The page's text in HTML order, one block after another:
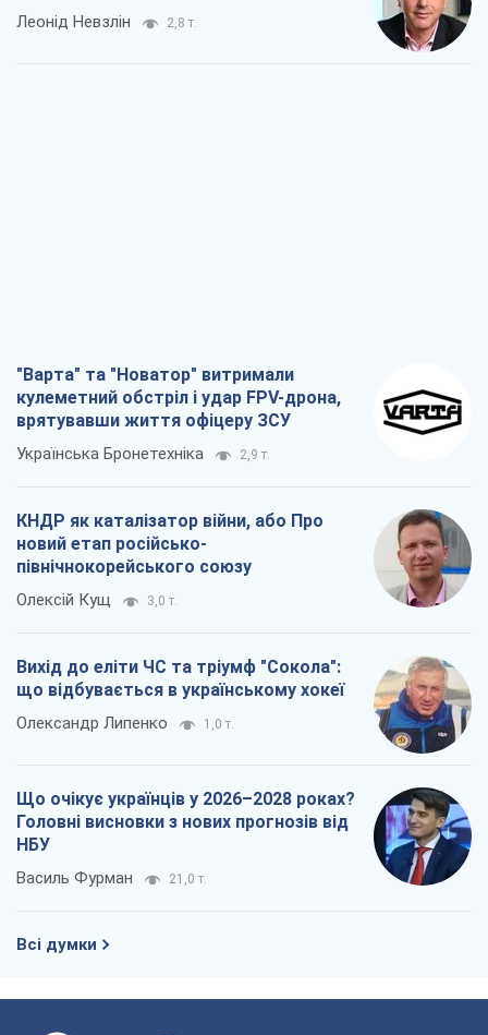
Леонід Невзлін 2,8 т.
"Варта" та "Новатор" витримали
кулеметний обстріл і удар FPV-дрона,
врятувавши життя офіцеру ЗСУ
Українська Бронетехніка 2,9 т.
КНДР як каталізатор війни, або Про
новий етап російсько-
північнокорейського союзу
Олексій Кущ 3,0 т.
Вихід до еліти ЧС та тріумф "Сокола":
що відбувається в українському хокеї
Олександр Липенко 1,0 т.
Що очікує українців у 2026–2028 роках?
Головні висновки з нових прогнозів від
НБУ
Василь Фурман 21,0 т.
Всі думки